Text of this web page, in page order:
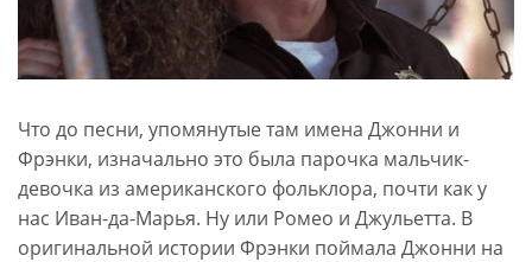
Что до песни, упомянутые там имена Джонни и
Фрэнки, изначально это была парочка мальчик-
девочка из американского фольклора, почти как у
нас Иван-да-Марья. Ну или Ромео и Джульетта. В
оригинальной истории Фрэнки поймала Джонни на